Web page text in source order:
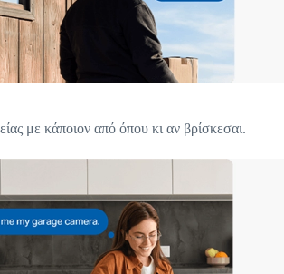
με κάποιον από όπου κι αν βρίσκεσαι.